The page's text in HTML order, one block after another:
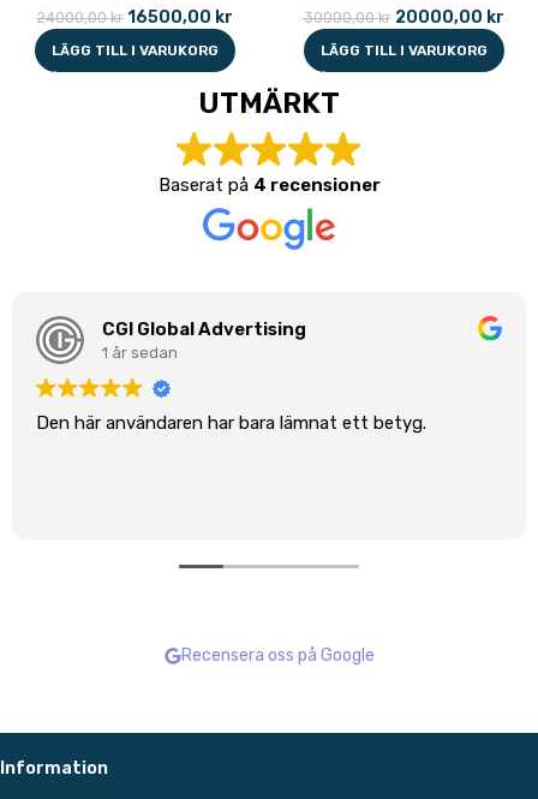
24000,00kr 16500,00 kr
LÄGG TILL I VARUKORG
30000,00kr 20000,00 kr
LÄGG TILL I VARUKORG
UTMÄRKT
Baserat på 4 recensioner
CGI Global Advertising
1 år sedan
Den här användaren har bara lämnat ett betyg.
Recensera oss på Google
Information